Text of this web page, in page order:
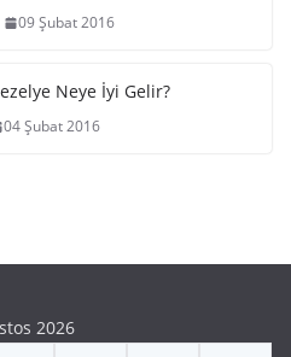
09 Şubat 2016
Neye İyi Gelir?
04 Şubat 2016
2026